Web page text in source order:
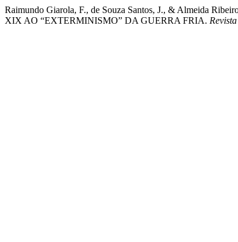
Raimundo Giarola, F., de Souza Santos, J., & Almeida
XIX AO “EXTERMINISMO” DA GUERRA FRIA.